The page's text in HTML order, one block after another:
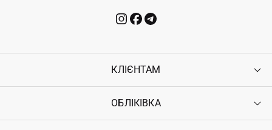
КЛІЄНТАМ
Контакти
ОБЛІКІВКА